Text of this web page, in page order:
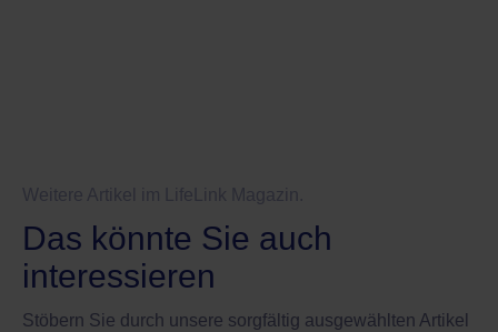
Das könnte Sie auch
interessieren
Stöbern Sie durch unsere sorgfältig ausgewählten Artikel